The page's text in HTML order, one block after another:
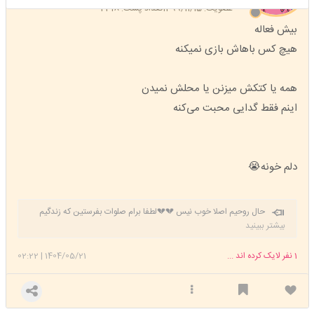
عضویت: 1399/11/15 تعداد پست: 2318
بیش فعاله
هیچ کس باهاش بازی نمیکنه
همه یا کتکش میزنن یا محلش نمیدن
اینم فقط گدایی محبت می‌کنه
دلم خونه😭
حال روحیم اصلا خوب نیس 💔💔لطفا برام صلوات بفرستین که زندگیم
خوب بشه خسته شدم دیگه 😔بیشتر ببینید
1404/05/21
|
02:22 1نفر لایک کرده اند ...